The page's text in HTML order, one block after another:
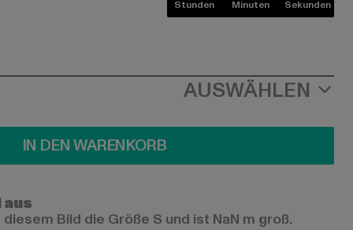
Stunden Minuten Sekunden
AUSWÄHLEN
IN DEN WARENKORB
Bild die Größe S und ist NaN m groß.